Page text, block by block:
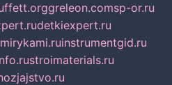
greleon.comsp-or.ru
detkiexpert.ru
instrumentgid.ru
stroimaterials.ru